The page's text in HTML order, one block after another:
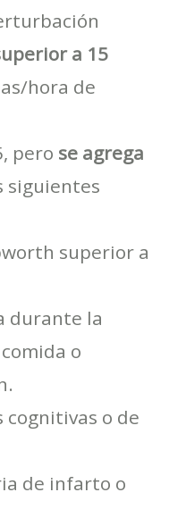
a 15
hora de
pero se agrega
siguientes
superior a
durante la
o
cognitivas o de
de infarto o